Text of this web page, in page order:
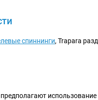
спиннинги, Trapara
предполагают использование